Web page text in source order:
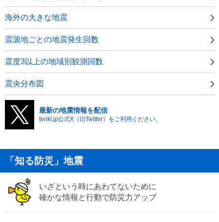
海外の大きな地震
震源地ごとの地震発生回数
震度3以上の地域別観測回数
震央分布図
最新の地震情報を配信
tenki.jp公式X（旧Twitter）をご利用ください。
「知る防災」地震
いざという時にあわてないために
確かな情報と行動で防災力アップ